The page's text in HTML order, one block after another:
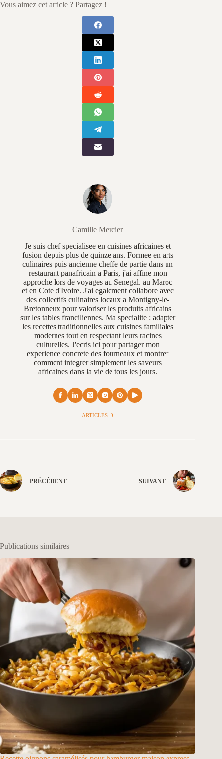
Vous aimez cet article ? Partagez !
Camille Mercier
Je suis chef specialisee en cuisines africaines et
fusion depuis plus de quinze ans. Formee en arts
culinaires puis ancienne cheffe de partie dans un
restaurant panafricain a Paris, j'ai affine mon
approche lors de voyages au Senegal, au Maroc
et en Cote d'Ivoire. J'ai egalement collabore avec
des collectifs culinaires locaux a Montigny-le-
Bretonneux pour valoriser les produits africains
sur les tables franciliennes. Ma specialite : adapter
les recettes traditionnelles aux cuisines familiales
modernes tout en respectant leurs racines
culturelles. J'ecris ici pour partager mon
experience concrete des fourneaux et montrer
comment integrer simplement les saveurs
africaines dans la vie de tous les jours.
ARTICLES: 0
PRÉCÉDENT SUIVANT
Publications similaires